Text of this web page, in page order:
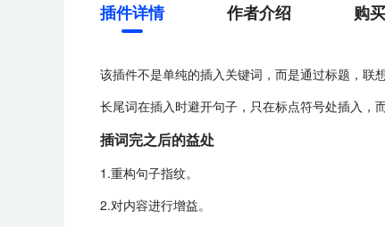
插件详情 作者介绍 购
该插件不是单纯的插入关键词，而是通过标题，联
长尾词在插入时避开句子，只在标点符号处插入，
插词完之后的益处
1.重构句子指纹。
2.对内容进行增益。